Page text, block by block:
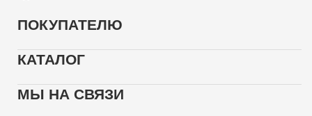
ПОКУПАТЕЛЮ
КАТАЛОГ
МЫ НА СВЯЗИ